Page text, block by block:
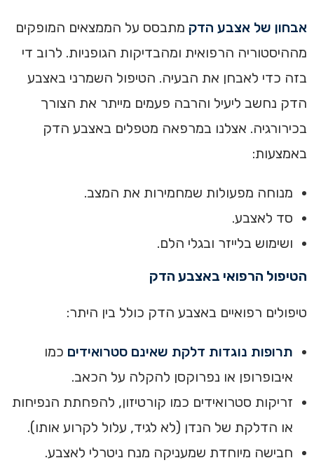
אבחון של אצבע הדק מתבסס על הממצאים המופקים
מההיסטוריה הרפואית ומהבדיקות הגופניות. לרוב די
בזה כדי לאבחן את הבעיה. הטיפול השמרני באצבע
הדק נחשב ליעיל והרבה פעמים מייתר את הצורך
בכירורגיה. אצלנו במרפאה מטפלים באצבע הדק
באמצעות:
מנוחה מפעולות שמחמירות את המצב.
סד לאצבע.
ושימוש בלייזר ובגלי הלם.
הטיפול הרפואי באצבע הדק
טיפולים רפואיים באצבע הדק כולל בין היתר:
תרופות נוגדות דלקת שאינם סטרואידים כמו
איבופרופן או נפרוקסן להקלה על הכאב.
זריקות סטרואידים כמו קורטיזון, להפחתת הנפיחות
או הדלקת של הנדן (לא לגיד, עלול לקרוע אותו).
חבישה מיוחדת שמעניקה מנח ניטרלי לאצבע.